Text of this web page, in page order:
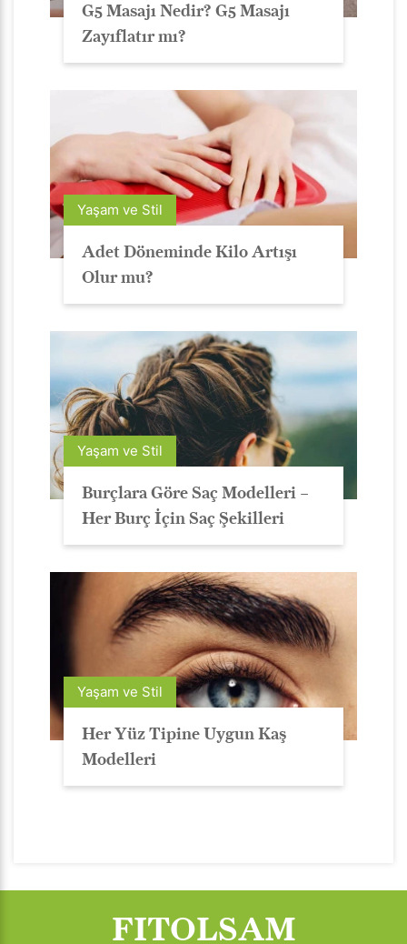
G5 Masajı Nedir? G5 Masajı
Zayıflatır mı?
Yaşam ve Stil
Adet Döneminde Kilo Artışı
Olur mu?
Yaşam ve Stil
Burçlara Göre Saç Modelleri –
Her Burç İçin Saç Şekilleri
Yaşam ve Stil
Her Yüz Tipine Uygun Kaş
Modelleri
FITOLSAM